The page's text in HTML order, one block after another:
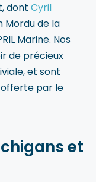
dont Cyril
Mordu de la
Marine. Nos
de précieux
et sont
par le
et